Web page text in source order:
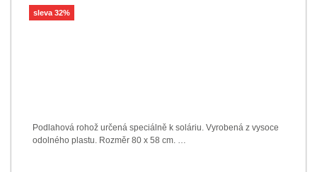
sleva 32%
Podlahová rohož určená speciálně k soláriu. Vyrobená z vysoce
odolného plastu. Rozměr 80 x 58 cm. …